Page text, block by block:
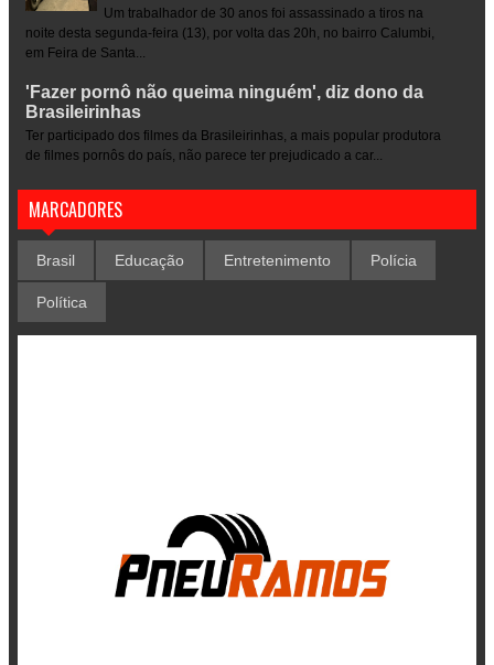
Um trabalhador de 30 anos foi assassinado a tiros na
noite desta segunda-feira (13), por volta das 20h, no bairro Calumbi,
em Feira de Santa...
'Fazer pornô não queima ninguém', diz dono da
Brasileirinhas
Ter participado dos filmes da Brasileirinhas, a mais popular produtora
de filmes pornôs do país, não parece ter prejudicado a car...
MARCADORES
Brasil Educação Entretenimento Polícia
Política